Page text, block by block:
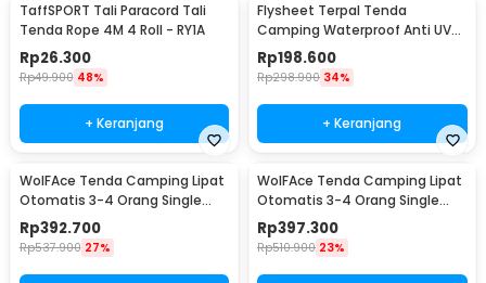
TaffSPORT Tali Paracord Tali
Tenda Rope 4M 4 Roll - RY1A
Rp26.300
Rp49.900 48%
+ Keranjang
Flysheet Terpal Tenda
Camping Waterproof Anti UV
3x3M - SF-010
Rp198.600
Rp298.900 34%
+ Keranjang
WolFAce Tenda Camping Lipat
Otomatis 3-4 Orang Single
Layer Waterproof - SH-350
Rp392.700
Rp537.900 27%
WolFAce Tenda Camping Lipat
Otomatis 3-4 Orang Single
Layer Waterproof - SH-300
Rp397.300
Rp510.900 23%